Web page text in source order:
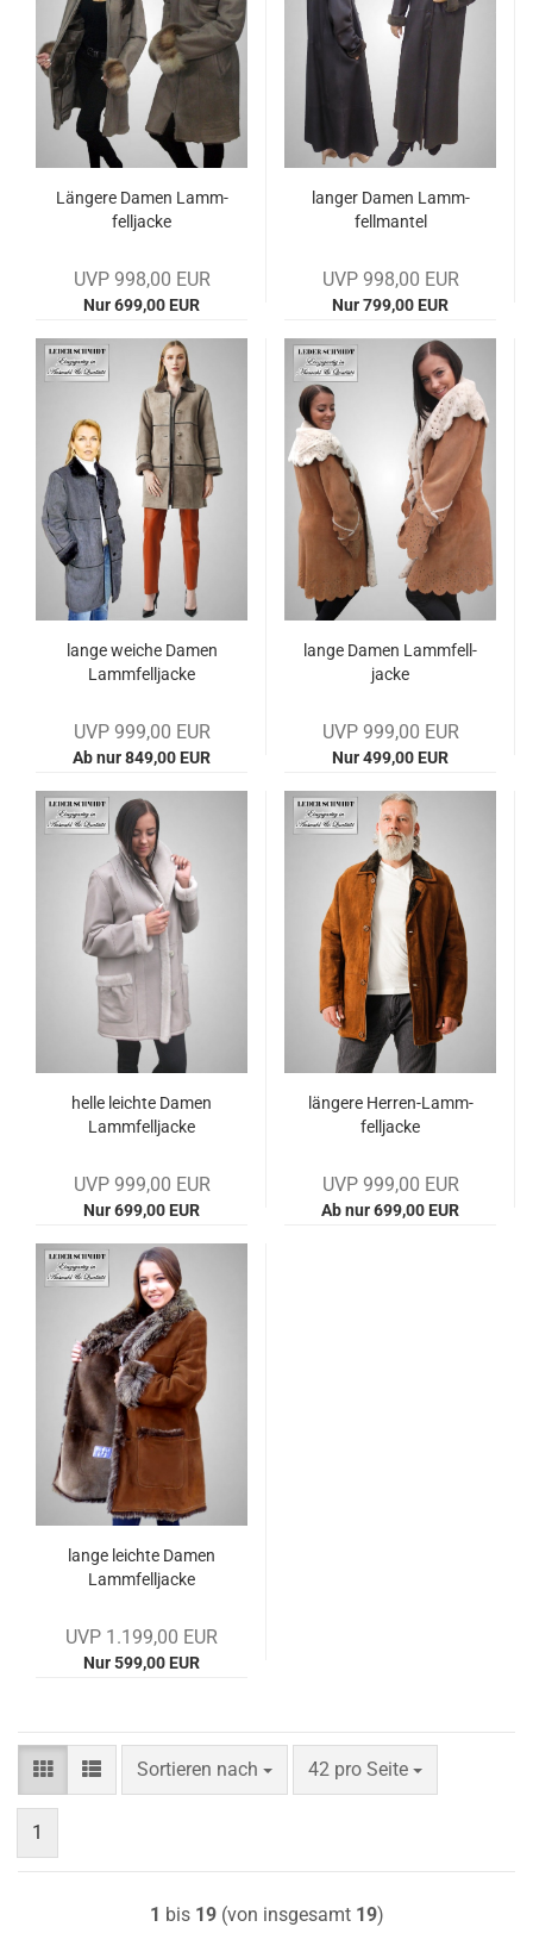
Län­ge­re Damen Lamm­
fell­ja­cke
UVP 998,00 EUR
Nur 699,00 EUR
lan­ger Damen Lamm­
fell­man­tel
UVP 998,00 EUR
Nur 799,00 EUR
lange wei­che Damen
Lamm­fell­ja­cke
UVP 999,00 EUR
Ab nur 849,00 EUR
lange Damen Lamm­fell­
ja­cke
UVP 999,00 EUR
Nur 499,00 EUR
helle leich­te Damen
Lamm­fell­ja­cke
UVP 999,00 EUR
Nur 699,00 EUR
län­ge­re Herren-​​Lamm­
fell­ja­cke
UVP 999,00 EUR
Ab nur 699,00 EUR
lange leich­te Damen
Lamm­fell­ja­cke
UVP 1.199,00 EUR
Nur 599,00 EUR
Sortieren nach
Sortieren nach 42 pro Seite
pro Seite
1
1 bis 19(von insgesamt 19)